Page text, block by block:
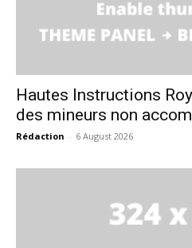
Hautes Instructions
des mineurs non
Rédaction - 6 August 2026